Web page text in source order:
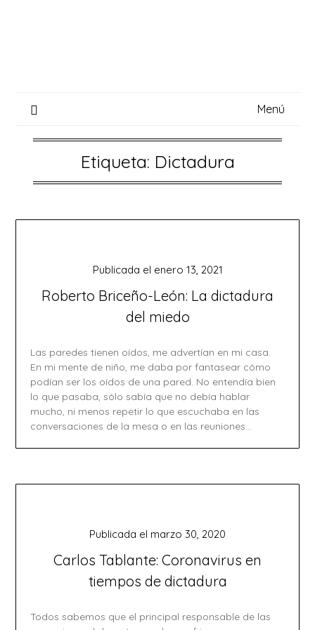
Menú
Etiqueta: Dictadura
Roberto Briceño-León: La dictadura
del miedo
Publicada el enero 13, 2021
Las paredes tienen oídos, me advertían en mi casa.
En mi mente de niño, me daba por fantasear cómo
podían ser los oídos de una pared. No entendía bien
lo que pasaba, sólo sabía que no debía hablar
mucho, ni menos repetir lo que escuchaba en las
conversaciones de la mesa o en las reuniones…
Carlos Tablante: Coronavirus en
tiempos de dictadura
Publicada el marzo 30, 2020
Todos sabemos que el principal responsable de las